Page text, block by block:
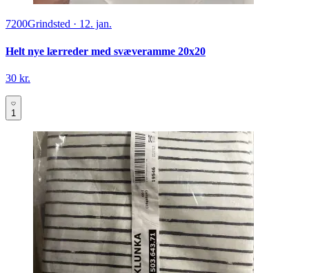
7200Grindsted · 12. jan.
Helt nye lærreder med svæveramme 20x20
30 kr.
1